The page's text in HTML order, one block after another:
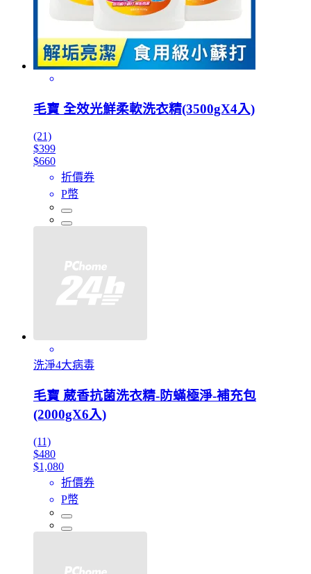
毛寶 全效光鮮柔軟洗衣精(3500gX4入)
(21)
$399
$660
折價券
P幣
洗淨4大病毒
毛寶 葳香抗菌洗衣精-防蟎極淨-補充包
(2000gX6入)
(11)
$480
$1,080
折價券
P幣